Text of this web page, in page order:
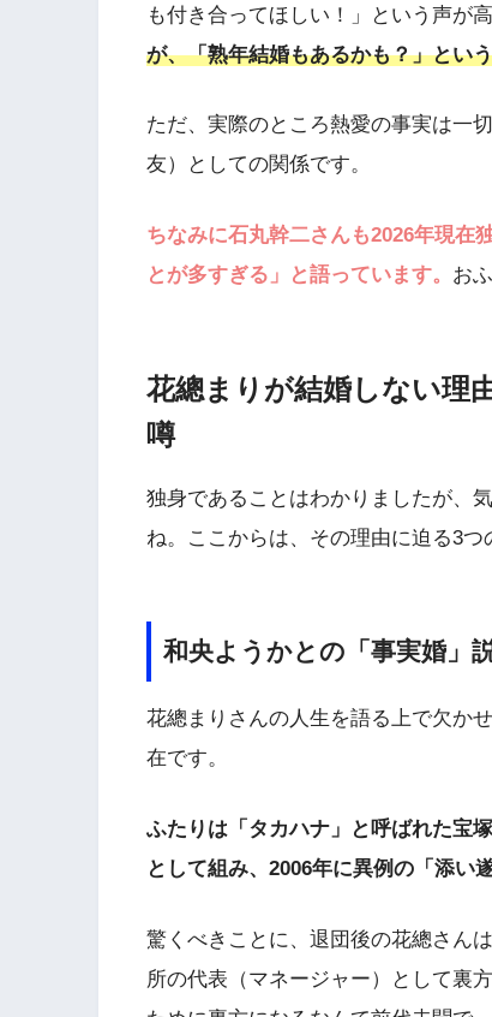
も付き合ってほしい！」という声が
が、「熟年結婚もあるかも？」とい
ただ、実際のところ熱愛の事実は一
友）としての関係です。
ちなみに石丸幹二さんも2026年現在
とが多すぎる」と語っています。 お
花總まりが結婚しない理
噂
独身であることはわかりましたが、
ね。ここからは、その理由に迫る3つ
和央ようかとの「事実婚」
花總まりさんの人生を語る上で欠か
在です。
ふたりは「タカハナ」と呼ばれた宝
として組み、2006年に異例の「添い
驚くべきことに、退団後の花總さん
所の代表（マネージャー）として裏